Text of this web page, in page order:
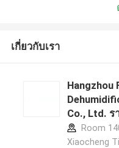
เกี่ยวกับเรา
Hangzhou
Co., Ltd. ร
Room
Xiaocheng